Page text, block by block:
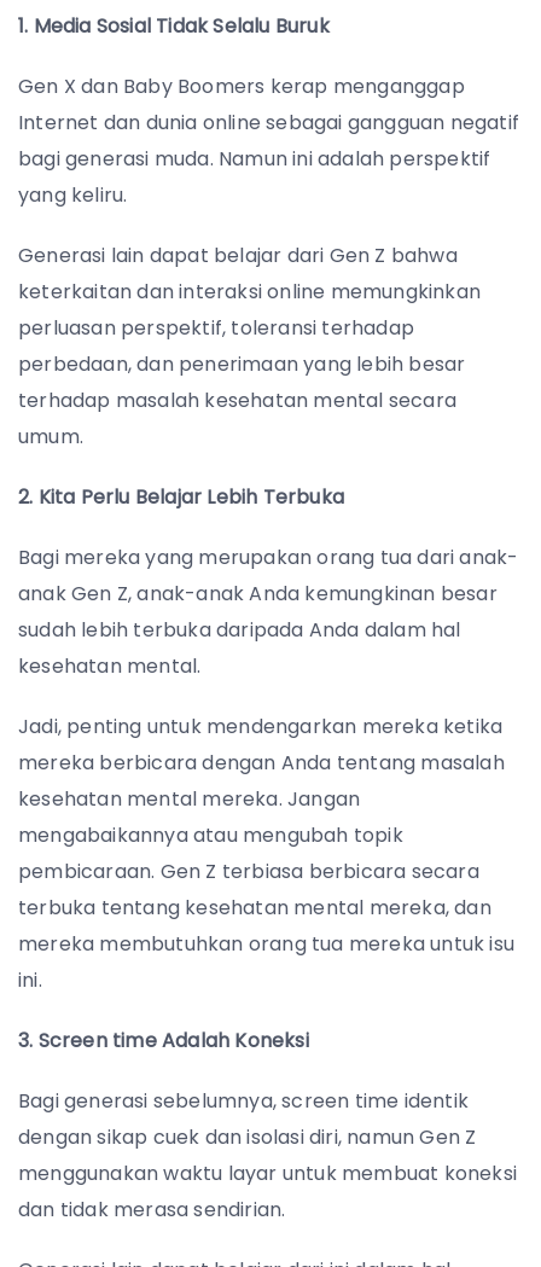
1. Media Sosial Tidak Selalu Buruk
Gen X dan Baby Boomers kerap menganggap
Internet dan dunia online sebagai gangguan negatif
bagi generasi muda. Namun ini adalah perspektif
yang keliru.
Generasi lain dapat belajar dari Gen Z bahwa
keterkaitan dan interaksi online memungkinkan
perluasan perspektif, toleransi terhadap
perbedaan, dan penerimaan yang lebih besar
terhadap masalah kesehatan mental secara
umum.
2. Kita Perlu Belajar Lebih Terbuka
Bagi mereka yang merupakan orang tua dari anak-
anak Gen Z, anak-anak Anda kemungkinan besar
sudah lebih terbuka daripada Anda dalam hal
kesehatan mental.
Jadi, penting untuk mendengarkan mereka ketika
mereka berbicara dengan Anda tentang masalah
kesehatan mental mereka. Jangan
mengabaikannya atau mengubah topik
pembicaraan. Gen Z terbiasa berbicara secara
terbuka tentang kesehatan mental mereka, dan
mereka membutuhkan orang tua mereka untuk isu
ini.
3. Screen time Adalah Koneksi
Bagi generasi sebelumnya, screen time identik
dengan sikap cuek dan isolasi diri, namun Gen Z
menggunakan waktu layar untuk membuat koneksi
dan tidak merasa sendirian.